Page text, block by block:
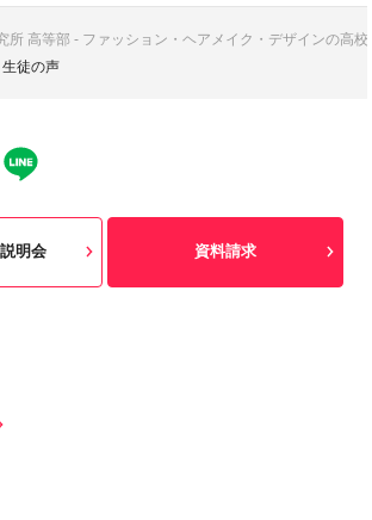
所 高等部 - ファッション・ヘアメイク・デザインの高
生徒の声
明会 資料請求